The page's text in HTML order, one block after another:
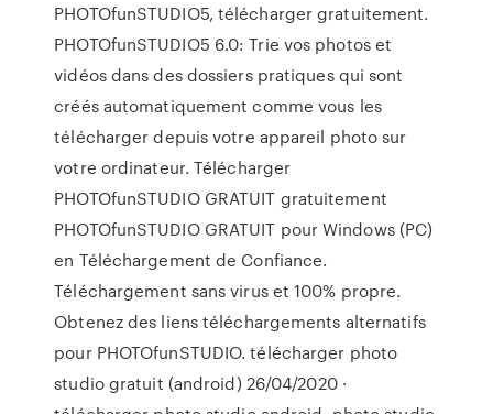
PHOTOfunSTUDIO5, télécharger gratuitement.
PHOTOfunSTUDIO5 6.0: Trie vos photos et
vidéos dans des dossiers pratiques qui sont
créés automatiquement comme vous les
télécharger depuis votre appareil photo sur
votre ordinateur. Télécharger
PHOTOfunSTUDIO GRATUIT gratuitement
PHOTOfunSTUDIO GRATUIT pour Windows (PC)
en Téléchargement de Confiance.
Téléchargement sans virus et 100% propre.
Obtenez des liens téléchargements alternatifs
pour PHOTOfunSTUDIO. télécharger photo
studio gratuit (android) 26/04/2020 ·